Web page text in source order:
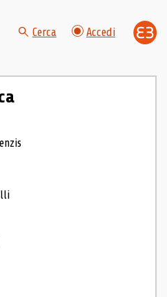
Cerca Accedi